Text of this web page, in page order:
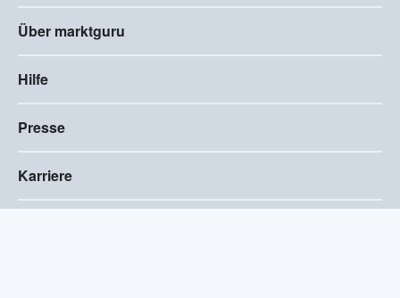
Über marktguru
Hilfe
Presse
Karriere